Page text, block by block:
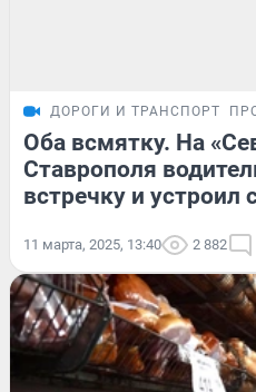
ДОРОГИ И ТРАНСПОРТ
Оба всмятку. На
Ставрополя
встречку и
11 марта, 2025, 13:40 2 882